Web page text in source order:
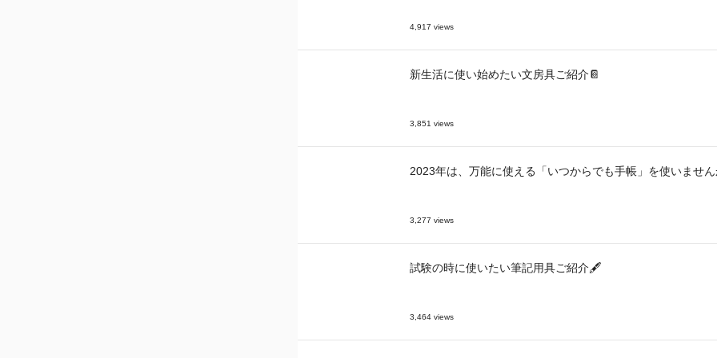
4,917 views
新生活に使い始めたい文房具ご紹介📔
3,851 views
2023年は、万能に使える「いつからでも手帳」を使いませ
3,277 views
試験の時に使いたい筆記用具ご紹介🖋
3,464 views